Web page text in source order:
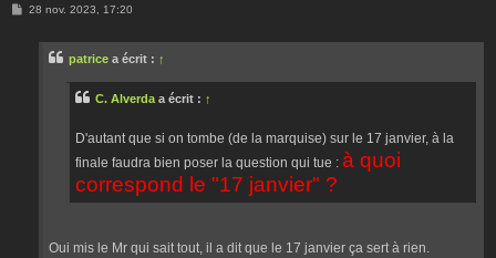
M28 nov. 2023, 17:20
patrice a écrit : ↑
C. Alverda a écrit : ↑
D'autant que si on tombe (de la marquise) sur le 17 janvier, à la
finale faudra bien poser la question qui tue : à quoi
correspond le "17 janvier" ?
Oui mis le Mr qui sait tout, il a dit que le 17 janvier ça sert à rien.